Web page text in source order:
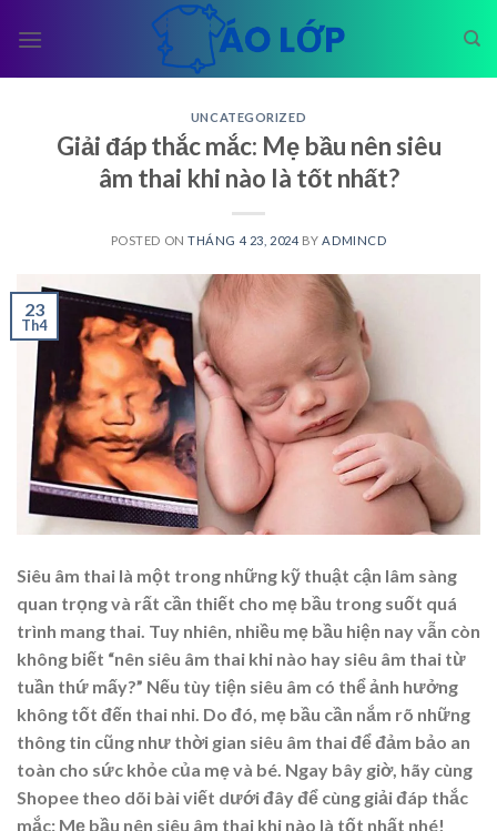
UNCATEGORIZED
Giải đáp thắc mắc: Mẹ bầu nên siêu
âm thai khi nào là tốt nhất?
POSTED ONTHÁNG 4 23, 2024 BY ADMINCD
23
Th4
Siêu âm thai là một trong những kỹ thuật cận lâm sàng
quan trọng và rất cần thiết cho mẹ bầu trong suốt quá
trình mang thai. Tuy nhiên, nhiều mẹ bầu hiện nay vẫn còn
không biết “nên siêu âm thai khi nào hay siêu âm thai từ
tuần thứ mấy?” Nếu tùy tiện siêu âm có thể ảnh hưởng
không tốt đến thai nhi. Do đó, mẹ bầu cần nắm rõ những
thông tin cũng như thời gian siêu âm thai để đảm bảo an
toàn cho sức khỏe của mẹ và bé. Ngay bây giờ, hãy cùng
Shopee theo dõi bài viết dưới đây để cùng giải đáp thắc
mắc: Mẹ bầu nên siêu âm thai khi nào là tốt nhất nhé!